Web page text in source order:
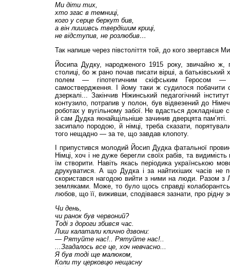
Ми діти тих,
хто згас в темниці,
кого у серце беркут бив,
а він лишивсь твердішим криці,
не відступив, не розлюбив…
Так напише через півстоліття той, до кого звертався
Йосипа Дудку, народженого 1915 року, звичайно ж,
столиці, бо ж рано почав писати вірші, а батьківський
полем — гіпотетичним скіфським Геросом
самоствердження. І йому таки ж судилося побачити
дзеркалі... Закінчив Ніжинський педагогічний
контузило, потрапив у полон, був відвезений до
роботах у вугільному забої. Не вдасться доклад­ніше
й сам Дудка якнайщільніше зачинив дверцята
засипало породою, й німці, треба сказати,
того нещадно — за те, що завдав клопоту.
І припустився молодий Йосип Дудка фатальної
Німці, хоч і не дуже берегли своїх рабів, та
їм створити. Навіть якась періодика українською
друкуватися. А що Дудка і за найтихіших часів не
скористався нагодою вийти з ними на люди. Разом з
земляками. Може, то було щось справді
любов, що її, виживши, сподівався зазнати, про рідну
Чи день,
чи ранок був червоний?
Тоді з дороги збився час.
Лиш калатали клично дзвони:
— Рятуйте нас!.. Рятуйте нас!..
...Згадалось все це, хоч невчасно...
Я був тоді ще малюком,
Коли ту церковцю нещасну